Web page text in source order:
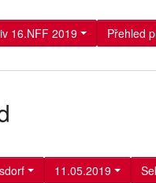
16.NFF 2019 Přehled
11.05.2019